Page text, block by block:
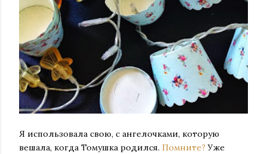
Я использовала свою, с ангелочками, которую
вешала, когда Томушка родился. Помните? Уже